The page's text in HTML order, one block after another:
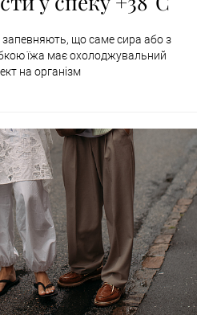
запевняють, що саме сира або з
їжа має охолоджувальний
на організм